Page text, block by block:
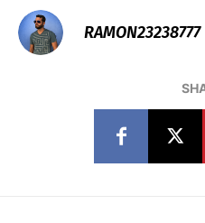
RAMON23238777